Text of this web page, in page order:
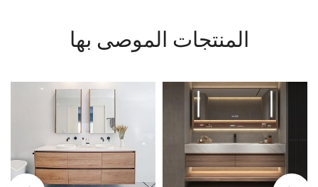
المنتجات الموصى بها